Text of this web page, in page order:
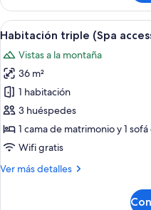
Familiar
con
Jardín
(Spa
access)
Abrir
todas
las
fotos
de
Habitación
triple
(Spa
access)
9
Habitación triple (Spa
Vistas a la montaña
36 m²
1 habitación
3 huéspedes
1 cama de matrimonio y 1
Wifi gratis
Ver más detalles
Más